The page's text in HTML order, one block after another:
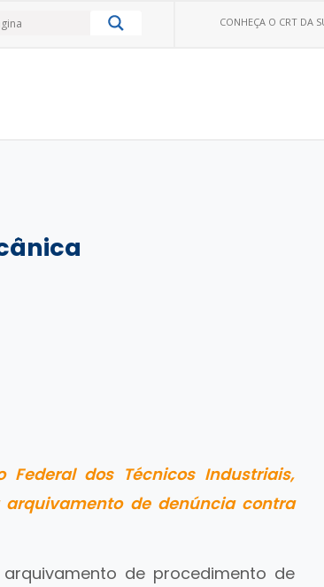
CONHEÇA O CRT DA
Federal dos Técnicos Industriais,
arquivamento de denúncia contra
de procedimento de